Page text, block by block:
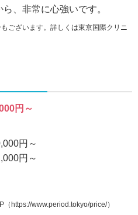
、非常に心強いです。
ございます。詳しくは東京国際クリニ
円～
円～
円～
（https://www.period.tokyo/price/）